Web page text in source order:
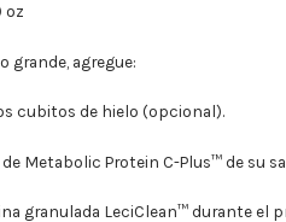
oz
grande, agregue:
cubitos de hielo (opcional).
de Metabolic Protein C-Plus™ de su
granulada LeciClean™ durante el